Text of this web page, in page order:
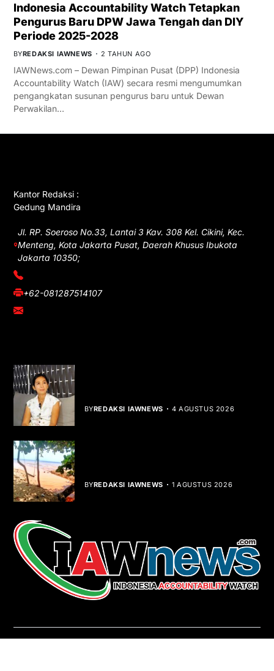
Indonesia Accountability Watch Tetapkan
Pengurus Baru DPW Jawa Tengah dan DIY
Periode 2025-2028
BYREDAKSI IAWNEWS 2 TAHUN AGO
IAWNews.com – Dewan Pimpinan Pusat (DPP) Indonesia
Accountability Watch (IAW) secara resmi mengumumkan
pengangkatan susunan pengurus baru untuk Dewan
Perwakilan…
Kantor Redaksi :
Gedung Mandira
Jl. RP. Soeroso No.33, Lantai 3 Kav. 308 Kel. Cikini, Kec.
Menteng, Kota Jakarta Pusat, Daerah Khusus Ibukota
Jakarta 10350;
(021) 3908026
+62-081287514107
adm@iawnews.com
BYREDAKSI IAWNEWS 4 AGUSTUS 2026
BYREDAKSI IAWNEWS 1 AGUSTUS 2026